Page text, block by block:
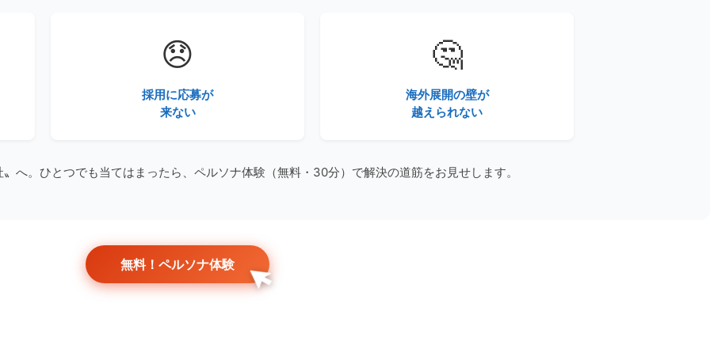
😞
採用に応募が
来ない
🤔
海外展開の壁が
越えられない
へ。ひとつでも当てはまったら、ペルソナ体験（無料・30分）で解決の道筋をお見せします。
無料！ペルソナ体験